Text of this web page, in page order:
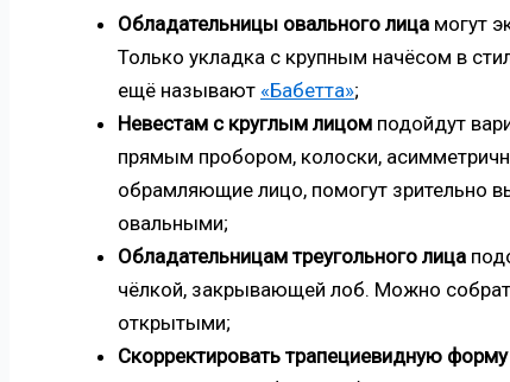
Обладательницы овального лица могут
Только укладка с крупным начёсом в
ещё называют «Бабетта»;
Невестам с круглым лицом подойдут
прямым пробором, колоски,
обрамляющие лицо, помогут зрительно
овальными;
Обладательницам треугольного лица
чёлкой, закрывающей лоб. Можно
открытыми;
Скорректировать трапециевидную форму